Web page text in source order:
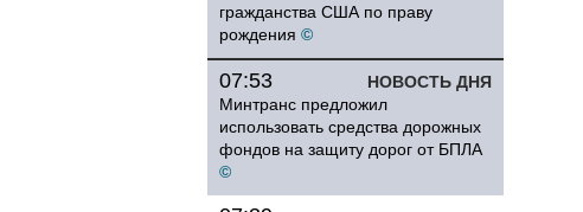
гражданства США по праву
рождения ©
НОВОСТЬ ДНЯ
07:53
Минтранс предложил
использовать средства дорожных
фондов на защиту дорог от БПЛА
©